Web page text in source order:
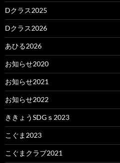
Dクラス2025
Dクラス2026
あひる2026
お知らせ2020
お知らせ2021
お知らせ2022
ききょうSDGｓ2023
こぐま2023
こぐまクラブ2021